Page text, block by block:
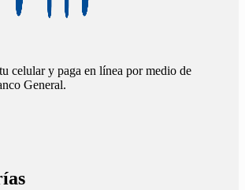
celular y paga en línea por medio de
General.